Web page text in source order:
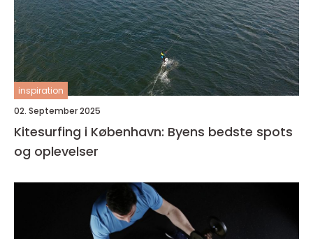
inspiration
02. September 2025
Kitesurfing i København: Byens bedste spots
og oplevelser